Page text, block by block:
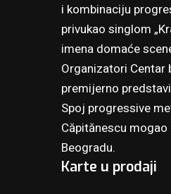
i kombinaciju
privukao singlom
imena domaće
Organizatori Centar
premijerno
Spoj progressive
Căpitănescu
Beogradu.
Karte u prodaji